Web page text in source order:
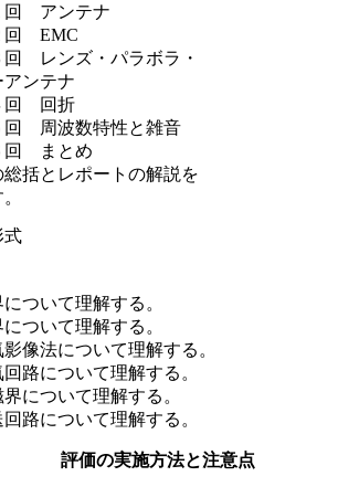
回 アンテナ
回 EMC
回 レンズ・パラボラ・
アンテナ
回 回折
回 周波数特性と雑音
回 まとめ
総括とレポートの解説を
式
ついて理解する。
ついて理解する。
像法について理解する。
路について理解する。
について理解する。
路について理解する。
評価の実施方法と注意点